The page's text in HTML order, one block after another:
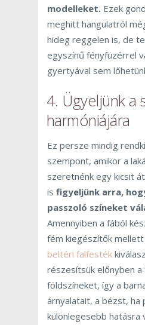
modelleket. Ezek
meghitt hangulatról
hideg reggelen is, de
egyszínű fényfüzérrel
gyertyával sem
4. Ügyeljünk a
harmóniájára
Ez persze mindig
szempont, amikor a
szeretnénk egy kicsit
is figyeljünk arra,
passzoló színeket
Amennyiben a fából
fém kiegészítők
beltéri falfesték
részesítsük előnyben
földszíneket, így a
árnyalatait, a bézst, ha
különlegesebb hatásra